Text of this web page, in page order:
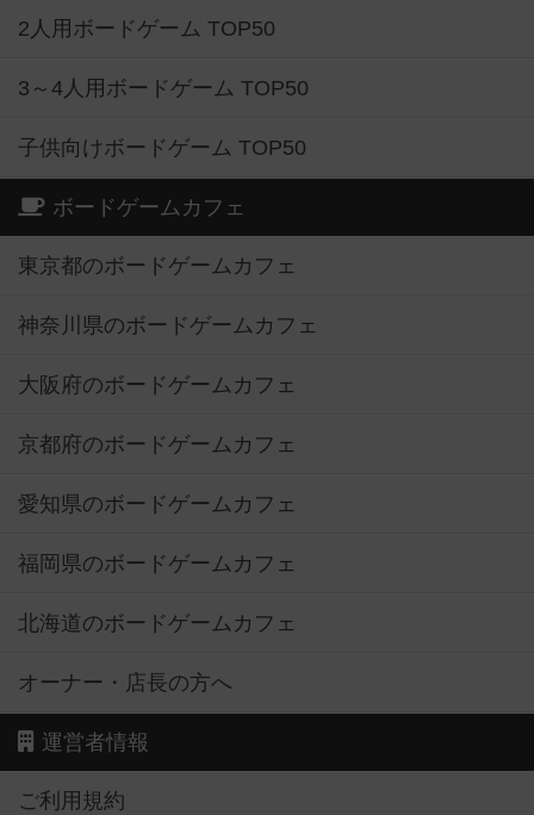
2人用ボードゲーム TOP50
3～4人用ボードゲーム TOP50
子供向けボードゲーム TOP50
ボードゲームカフェ
東京都のボードゲームカフェ
神奈川県のボードゲームカフェ
大阪府のボードゲームカフェ
京都府のボードゲームカフェ
愛知県のボードゲームカフェ
福岡県のボードゲームカフェ
北海道のボードゲームカフェ
オーナー・店長の方へ
運営者情報
ご利用規約